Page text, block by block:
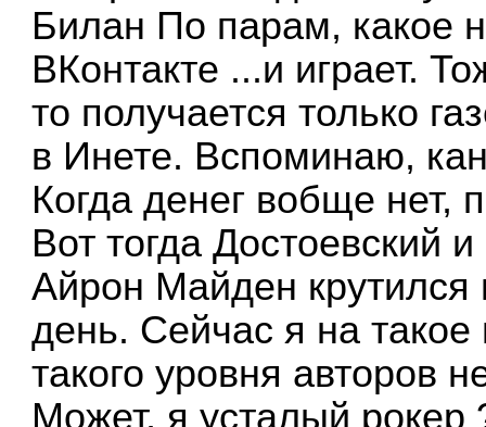
Билан По парам, какое
ВКонтакте ...и играет.
то получается только
в Инете. Вспоминаю,
Когда денег вобще нет,
Вот тогда Достоевский
Айрон Майден крутился
день. Сейчас я на
такого уровня авторов
Может, я усталый рокер